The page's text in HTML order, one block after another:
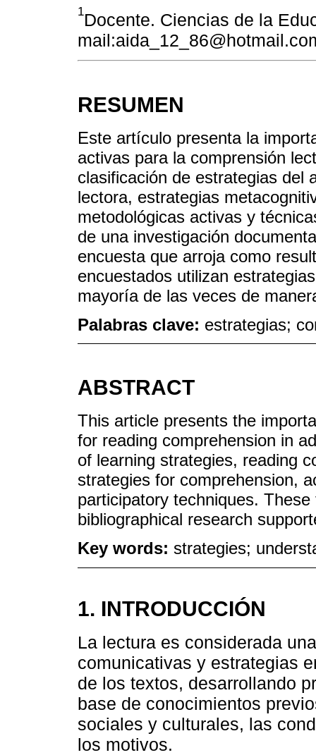
1Docente. Ciencias de la
RESUMEN
Este artículo presenta la
activas para la comprensión
clasificación de estrategias del
lectora, estrategias
metodológicas activas y
de una investigación
encuesta que arroja como
encuestados utilizan
mayoría de las veces de
Palabras clave: estrategias;
ABSTRACT
This article presents the
for reading comprehension in
of learning strategies, reading
strategies for comprehension,
participatory techniques.
bibliographical research
Key words: strategies;
1. INTRODUCCIÓN
La lectura es considerada
comunicativas y estrategias
de los textos, desarrollando
base de conocimientos
sociales y culturales, las
los motivos.